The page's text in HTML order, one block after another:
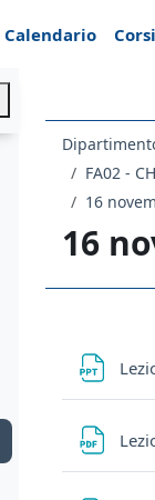
Calendario Corsi
FA02 -
16
16